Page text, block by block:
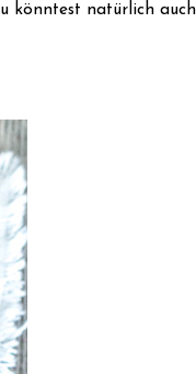
könntest natürlich auch